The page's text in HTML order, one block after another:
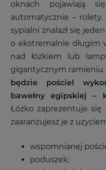
oknach pojawiają
automatycznie –
sypialni znalazł się
o ekstremalnie długim
nad łóżkiem lub
gigantycznym
będzie pościel
bawełny egipskiej –
Łóżko zaprezentuje się
zaaranżujesz je z
wspomnianej
poduszek;